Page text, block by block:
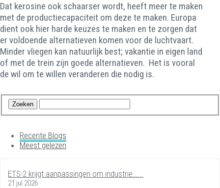
Dat kerosine ook schaarser wordt, heeft meer te maken
met de productiecapaciteit om deze te maken. Europa
dient ook hier harde keuzes te maken en te zorgen dat
er voldoende alternatieven komen voor de luchtvaart.
Minder vliegen kan natuurlijk best; vakantie in eigen land
of met de trein zijn goede alternatieven. Het is vooral
de wil om te willen veranderen die nodig is.
Recente Blogs
Meest gelezen
ETS-2 krijgt aanpassingen om industrie…...
21 jul 2026